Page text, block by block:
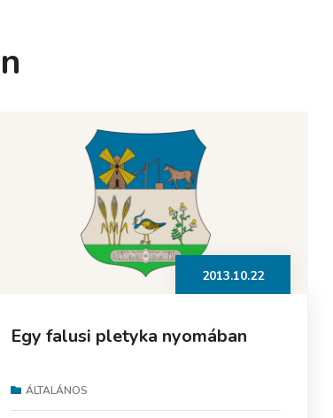
2013.10.22
Egy falusi pletyka nyomában
ÁLTALÁNOS